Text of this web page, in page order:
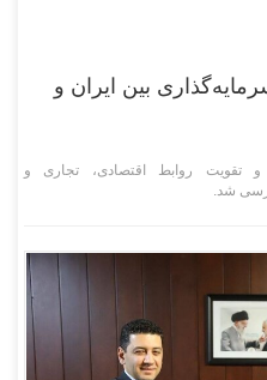
بین ایران و
و تقویت روابط اقتصادی، تجاری و
شد.